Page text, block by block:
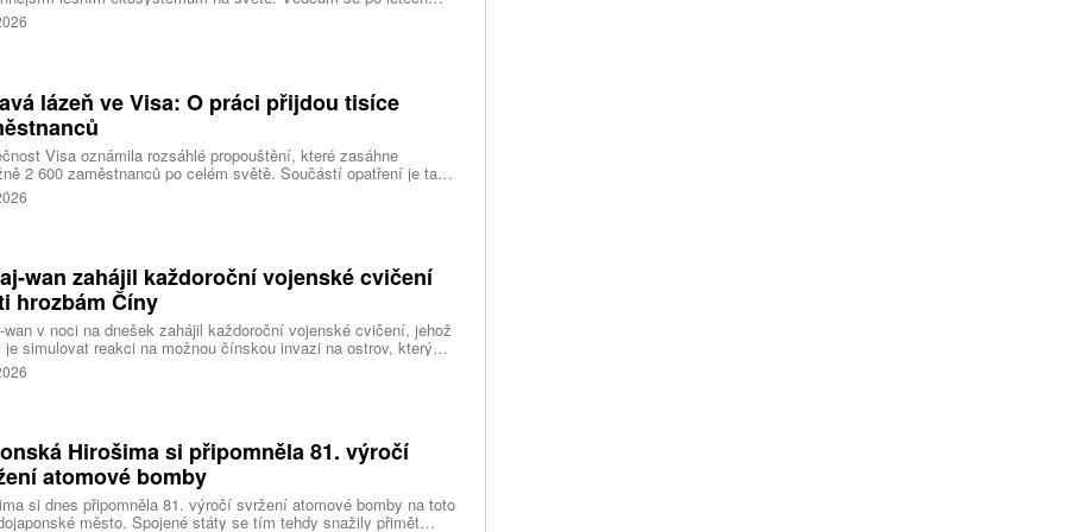
pátrání podařilo objevit jedli tchajwanskou vysokou 84,1
která je dnes považována za nejvyšší známý strom ve
lázeň ve Visa: O práci přijdou tisíce
Visa oznámila rozsáhlé propouštění, které zasáhne
2 600 zaměstnanců po celém světě. Součástí opatření je také
320 pracovních míst v kalifornském Foster City, kde firma
významné technologické centrum. Vyplývá to z dokumentů
wan zahájil každoroční vojenské cvičení
hrozbám Číny
wan v noci na dnešek zahájil každoroční vojenské cvičení, jehož
simulovat reakci na možnou čínskou invazi na ostrov, který
pokládá za součást svého území. Desetidenní manévry se
konat na různých místech po celém ostrově, informovala
Hirošima si připomněla 81. výročí
atomové bomby
si dnes připomněla 81. výročí svržení atomové bomby na toto
město. Spojené státy se tím tehdy snažily přimět